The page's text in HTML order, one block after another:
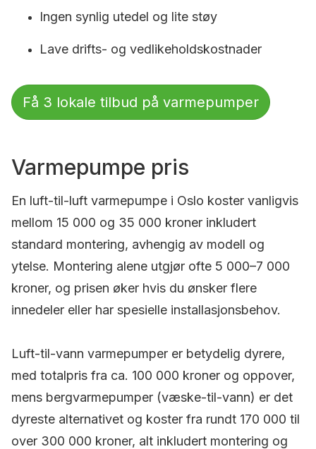
Ingen synlig utedel og lite støy
Lave drifts- og vedlikeholdskostnader
Få 3 lokale tilbud på varmepumper
Varmepumpe pris
En luft-til-luft varmepumpe i Oslo koster vanligvis
mellom 15 000 og 35 000 kroner inkludert
standard montering, avhengig av modell og
ytelse. Montering alene utgjør ofte 5 000–7 000
kroner, og prisen øker hvis du ønsker flere
innedeler eller har spesielle installasjonsbehov.
Luft-til-vann varmepumper er betydelig dyrere,
med totalpris fra ca. 100 000 kroner og oppover,
mens bergvarmepumper (væske-til-vann) er det
dyreste alternativet og koster fra rundt 170 000 til
over 300 000 kroner, alt inkludert montering og